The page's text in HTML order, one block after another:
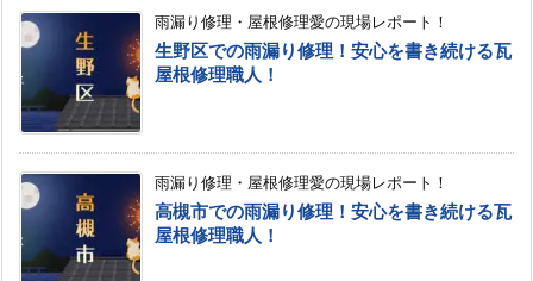
雨漏り修理・屋根修理愛の現場レポート！
生野区での雨漏り修理！安心を書き続ける瓦
屋根修理職人！
雨漏り修理・屋根修理愛の現場レポート！
高槻市での雨漏り修理！安心を書き続ける瓦
屋根修理職人！